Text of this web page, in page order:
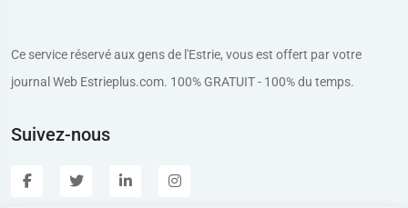
Ce service réservé aux gens de l'Estrie, vous est offert par votre
journal Web Estrieplus.com. 100% GRATUIT - 100% du temps.
Suivez-nous